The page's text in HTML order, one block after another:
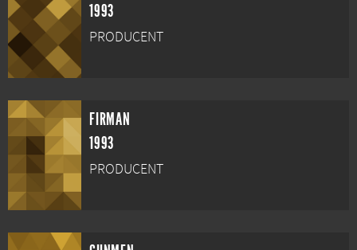
1993
PRODUCENT
FIRMAN
1993
PRODUCENT